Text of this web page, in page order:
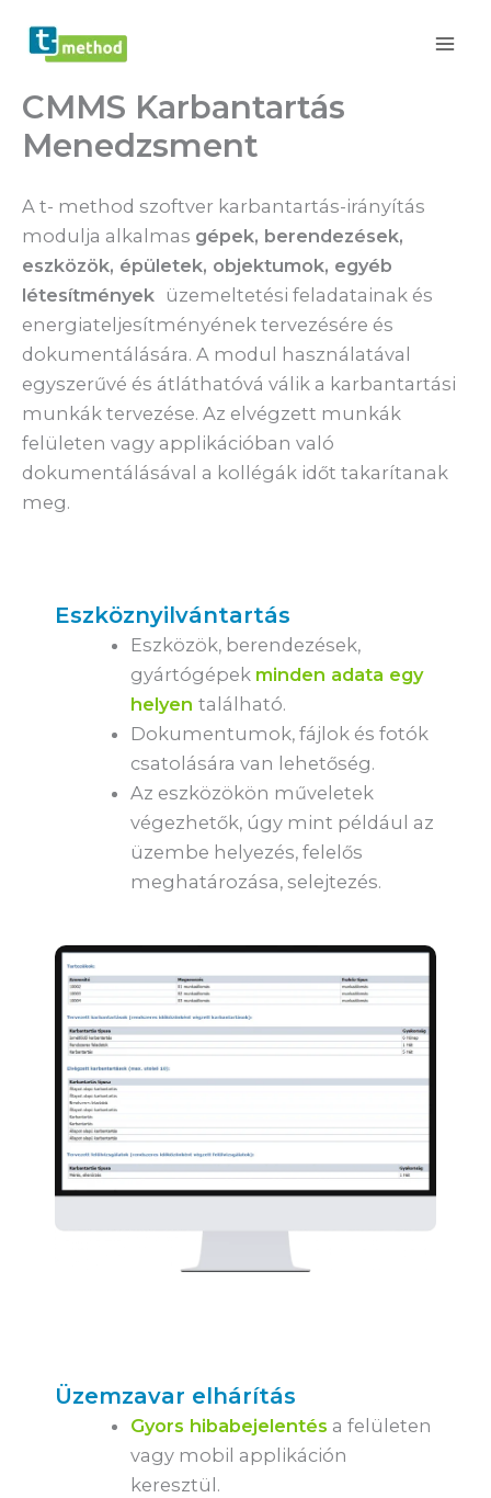
CMMS Karbantartás
Menedzsment
A t- method szoftver karbantartás-irányítás
modulja alkalmas gépek, berendezések,
eszközök, épületek, objektumok, egyéb
létesítmények üzemeltetési feladatainak és
energiateljesítményének tervezésére és
dokumentálására. A modul használatával
egyszerűvé és átláthatóvá válik a karbantartási
munkák tervezése. Az elvégzett munkák
felületen vagy applikációban való
dokumentálásával a kollégák időt takarítanak
meg.
Eszköznyilvántartás
Eszközök, berendezések,
gyártógépek minden adata egy
helyen található.
Dokumentumok, fájlok és fotók
csatolására van lehetőség.
Az eszközökön műveletek
végezhetők, úgy mint például az
üzembe helyezés, felelős
meghatározása, selejtezés.
Üzemzavar elhárítás
Gyors hibabejelentés a felületen
vagy mobil applikáción
keresztül.